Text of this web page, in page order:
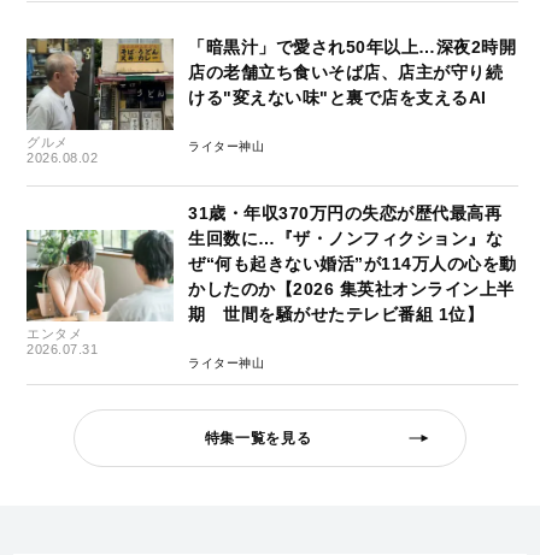
グルメ
2026.08.02
「暗黒汁」で愛され50年以上…深夜2時開
店の老舗立ち食いそば店、店主が守り続
ける"変えない味"と裏で店を支えるAI
ライター神山
エンタメ
2026.07.31
31歳・年収370万円の失恋が歴代最高再
生回数に…『ザ・ノンフィクション』な
ぜ“何も起きない婚活”が114万人の心を動
かしたのか【2026 集英社オンライン上半
期 世間を騒がせたテレビ番組 1位】
ライター神山
特集一覧を見る